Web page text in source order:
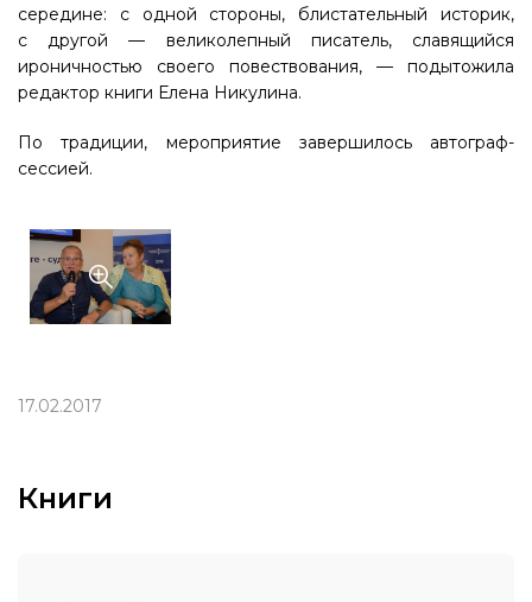
середине: с одной стороны, блистательный историк,
с другой — великолепный писатель, славящийся
ироничностью своего повествования, — подытожила
редактор книги Елена Никулина.
По традиции, мероприятие завершилось автограф-
сессией.
17.02.2017
Книги